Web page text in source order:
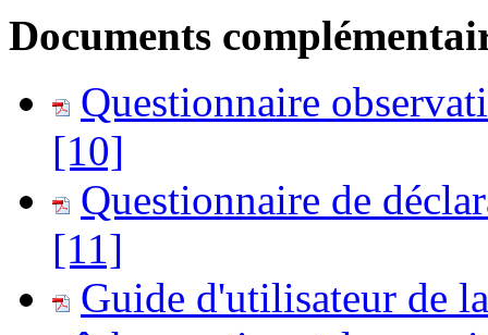
Documents
Questionnaire
[10]
Questionnaire de
[11]
Guide d'utilisateur de